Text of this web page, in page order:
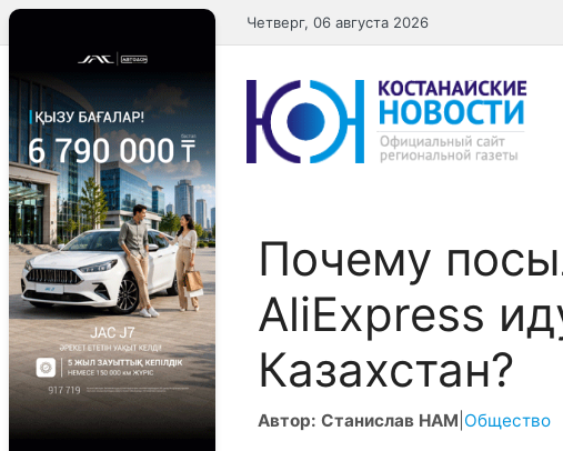
Перейти
к
содержимому
Четверг, 06 августа 2026
Почему
AliExpress
Казахстан?
Автор: Станислав НАМ Общество